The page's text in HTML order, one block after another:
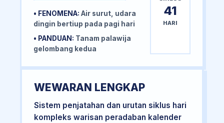
• FENOMENA: Air surut, udara
dingin bertiup pada pagi hari
• PANDUAN: Tanam palawija
gelombang kedua
41
HARI
WEWARAN LENGKAP
Sistem penjatahan dan urutan siklus hari
kompleks warisan peradaban kalender